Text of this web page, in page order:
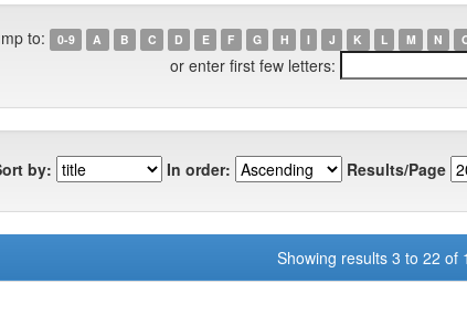
to: 0-9 A B C D E F G H I J K L M N
or enter first few letters:
by: In order: Results/Page
Showing results 3 to 22 of